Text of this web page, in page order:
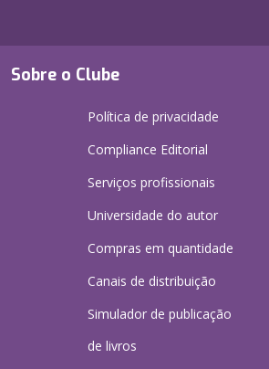
Sobre o Clube
Política de privacidade
Compliance Editorial
Serviços profissionais
Universidade do autor
Compras em quantidade
Canais de distribuição
Simulador de publicação
de livros